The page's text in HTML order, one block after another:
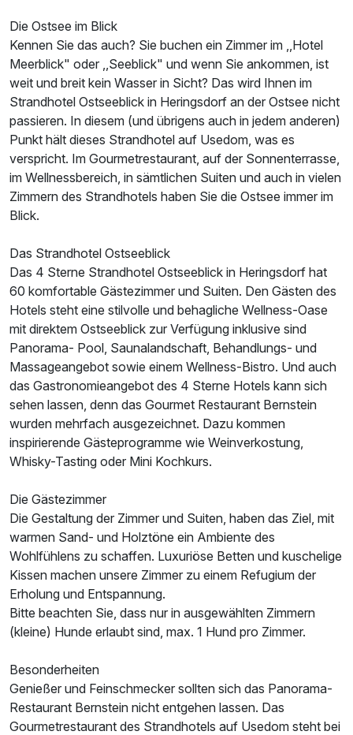
Doppelzimmer seitl. Seeblick
2 Erwachsene
Ausstattung
Zusatznächte
Für 2 Tage
Doppelzimmer Standard
2 Erwachsene
Die Ostsee im Blick
Kennen Sie das auch? Sie buchen ein Zimmer im ,,Hotel
Meerblick" oder ,,Seeblick" und wenn Sie ankommen, ist
weit und breit kein Wasser in Sicht? Das wird Ihnen im
Strandhotel Ostseeblick in Heringsdorf an der Ostsee nicht
passieren. In diesem (und übrigens auch in jedem anderen)
Punkt hält dieses Strandhotel auf Usedom, was es
verspricht. Im Gourmetrestaurant, auf der Sonnenterrasse,
im Wellnessbereich, in sämtlichen Suiten und auch in vielen
Zimmern des Strandhotels haben Sie die Ostsee immer im
Blick.
Das Strandhotel Ostseeblick
Das 4 Sterne Strandhotel Ostseeblick in Heringsdorf hat
60 komfortable Gästezimmer und Suiten. Den Gästen des
Hotels steht eine stilvolle und behagliche Wellness-Oase
mit direktem Ostseeblick zur Verfügung inklusive sind
Panorama- Pool, Saunalandschaft, Behandlungs- und
Massageangebot sowie einem Wellness-Bistro. Und auch
das Gastronomieangebot des 4 Sterne Hotels kann sich
sehen lassen, denn das Gourmet Restaurant Bernstein
wurden mehrfach ausgezeichnet. Dazu kommen
inspirierende Gästeprogramme wie Weinverkostung,
Whisky-Tasting oder Mini Kochkurs.
Die Gästezimmer
Die Gestaltung der Zimmer und Suiten, haben das Ziel, mit
warmen Sand- und Holztöne ein Ambiente des
Wohlfühlens zu schaffen. Luxuriöse Betten und kuschelige
Kissen machen unsere Zimmer zu einem Refugium der
Erholung und Entspannung.
Bitte beachten Sie, dass nur in ausgewählten Zimmern
(kleine) Hunde erlaubt sind, max. 1 Hund pro Zimmer.
Besonderheiten
Genießer und Feinschmecker sollten sich das Panorama-
Restaurant Bernstein nicht entgehen lassen. Das
Gourmetrestaurant des Strandhotels auf Usedom steht bei